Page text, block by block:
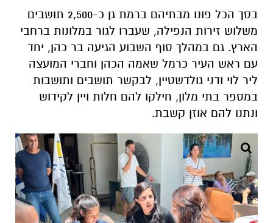
בסך הכל פונו מבתיהם ברמת גן כ-2,500 תושבים
משלוש זירות הנפילה, שעברו לגור במלונות ברחבי
הארץ. גם במהלך סוף השבוע הגיעה בר כהן, יחד
עם ראש העיר כרמל שאמה הכהן וחברי המועצה
ליר לוי ודני גולדשטיין, לבקשר תושבים ותושבות
במספר בתי מלון, חילקו להם חלות ויין לקידוש
ונתנו להם אוזן קשבת.